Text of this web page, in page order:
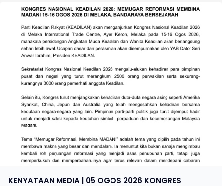
KENYATAAN MEDIA | 05 OGOS 2026 KONGRES